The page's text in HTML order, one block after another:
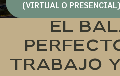
(VIRTUAL O PRESENCIAL)
EL
TRABAJO